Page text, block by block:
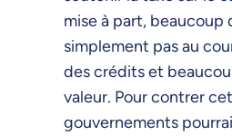
mise à part,
simplement pas au
des crédits et
valeur. Pour contrer
gouvernements